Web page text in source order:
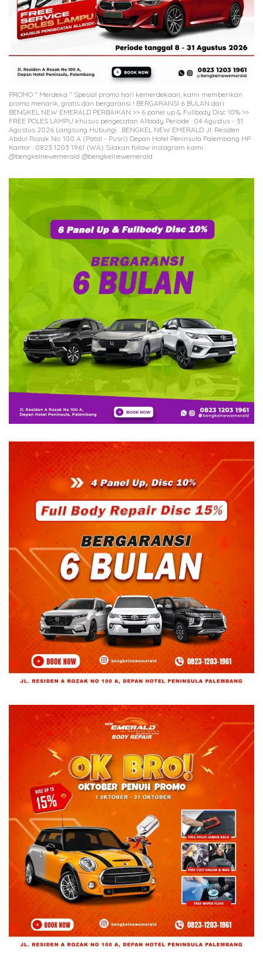
PROMO " Merdeka " Spesial promo hari kemerdekaan, kami memberikan
promo menarik, gratis dan bergaransi ! BERGARANSI 6 BULAN dari
BENGKEL NEW EMERALD PERBAIKAN >> 6 panel up & Fullbody Disc 10% >>
FREE POLES LAMPU khusus pengecatan Allbody Periode : 04 Agustus - 31
Agustus 2026 Langsung Hubungi : BENGKEL NEW EMERALD Jl. Residen
Abdul Rozak No. 100 A (Patal - Pusri) Depan Hotel Peninsula Palembang HP
Kantor : 0823 1203 1961 (WA) Silakan follow instagram kami :
@bengkelnewemerald @bengkelnewemerald